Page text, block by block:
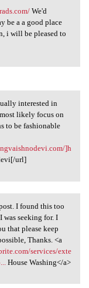
We'd
be a a good place
i will be pleased to
interested in
likely focus on
to be fashionable
]h
url]
post
I found this too
seeking for. I
that please keep
Thanks. <a
services/exte
House Washing</a>